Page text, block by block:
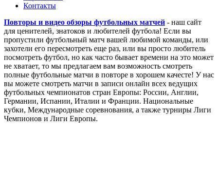
Контакты
Повторы и видео обзоры футбольных матчей - наш сайт
для ценителей, знатоков и любителей футбола! Если вы
пропустили футбольный матч вашей любимой команды, или
захотели его пересмотреть еще раз, или вы просто любитель
посмотреть футбол, но как часто бывает времени на это может
не хватает, то мы предлагаем вам возможность смотреть
полные футбольные матчи в повторе в хорошем качесте! У нас
вы можете смотреть матчи в записи онлайн всех ведущих
футбольных чемпионатов стран Европы: России, Англии,
Германии, Испании, Италии и Франции. Национальные
кубки, Международные соревнования, а также турниры Лиги
Чемпионов и Лиги Европы.